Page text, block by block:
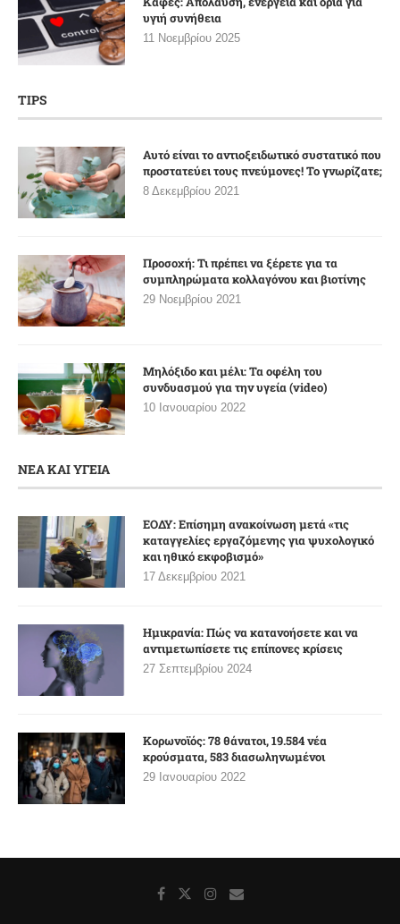
υγιή συνήθεια
11 Νοεμβρίου 2025
TIPS
Αυτό είναι το αντιοξειδωτικό συστατικό που
προστατεύει τους πνεύμονες! Το γνωρίζατε;
8 Δεκεμβρίου 2021
Προσοχή: Τι πρέπει να ξέρετε για τα
συμπληρώματα κολλαγόνου και βιοτίνης
29 Νοεμβρίου 2021
Μηλόξιδο και μέλι: Τα οφέλη του
συνδυασμού για την υγεία (video)
10 Ιανουαρίου 2022
ΝΕΑ ΚΑΙ ΥΓΕΙΑ
ΕΟΔΥ: Επίσημη ανακοίνωση μετά «τις
καταγγελίες εργαζόμενης για ψυχολογικό
και ηθικό εκφοβισμό»
17 Δεκεμβρίου 2021
Ημικρανία: Πώς να κατανοήσετε και να
αντιμετωπίσετε τις επίπονες κρίσεις
27 Σεπτεμβρίου 2024
Κορωνοϊός: 78 θάνατοι, 19.584 νέα
κρούσματα, 583 διασωληνωμένοι
29 Ιανουαρίου 2022